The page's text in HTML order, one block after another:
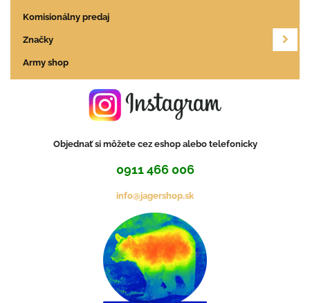
Komisionálny predaj
Značky
Army shop
Objednať si môžete cez eshop alebo telefonicky
0911 466 006
info@jagershop.sk